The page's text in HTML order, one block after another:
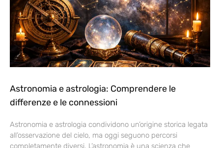
Astronomia e astrologia: Comprendere le
differenze e le connessioni
Astronomia e astrologia condividono un’origine storica legata
all’osservazione del cielo, ma oggi seguono percorsi
completamente diversi. L’astronomia è una scienza che